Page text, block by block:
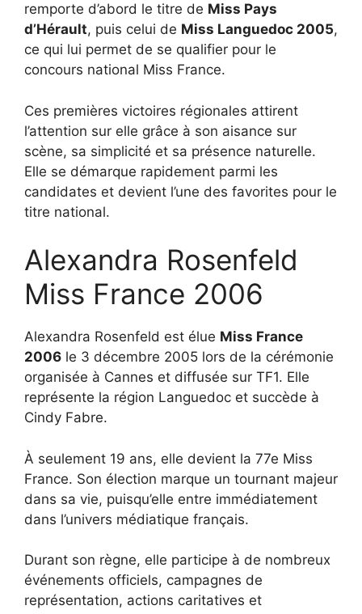
remporte d’abord le titre de Miss Pays
d’Hérault, puis celui de Miss Languedoc 2005,
ce qui lui permet de se qualifier pour le
concours national Miss France.
Ces premières victoires régionales attirent
l’attention sur elle grâce à son aisance sur
scène, sa simplicité et sa présence naturelle.
Elle se démarque rapidement parmi les
candidates et devient l’une des favorites pour le
titre national.
Alexandra Rosenfeld
Miss France 2006
Alexandra Rosenfeld est élue Miss France
2006 le 3 décembre 2005 lors de la cérémonie
organisée à Cannes et diffusée sur TF1. Elle
représente la région Languedoc et succède à
Cindy Fabre.
À seulement 19 ans, elle devient la 77e Miss
France. Son élection marque un tournant majeur
dans sa vie, puisqu’elle entre immédiatement
dans l’univers médiatique français.
Durant son règne, elle participe à de nombreux
événements officiels, campagnes de
représentation, actions caritatives et